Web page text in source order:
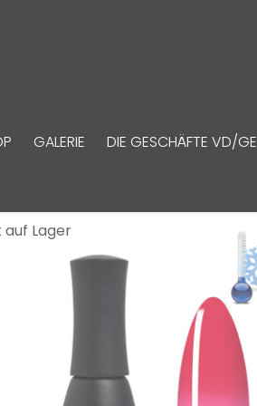
GALERIE DIE GESCHÄFTE VD/GE
auf Lager